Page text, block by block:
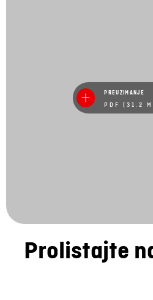
PREUZIMANJE
PDF (31.2
Prolistajte